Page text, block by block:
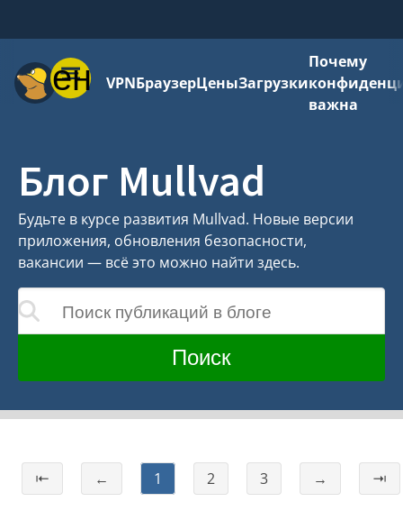
МенюVPNБраузерЦеныЗагрузки
Почему
важна
Блог Mullvad
Будьте в курсе развития Mullvad. Новые версии
приложения, обновления безопасности,
вакансии — всё это можно найти здесь.
Поиск публикаций в блоге
по мере ввода
Поиск
⇤ ← 1 2 3 → ⇥